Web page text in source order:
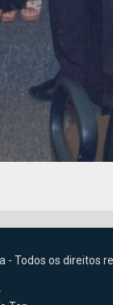
- Todos os direitos